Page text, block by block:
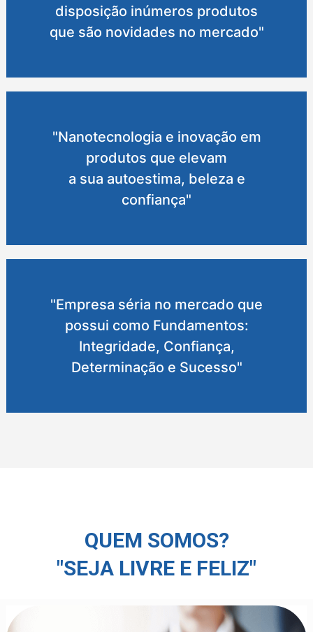
disposição inúmeros produtos
que são novidades no mercado"
"Nanotecnologia e inovação em
produtos que elevam
a sua autoestima, beleza e
confiança"
"Empresa séria no mercado que
possui como Fundamentos:
Integridade, Confiança,
Determinação e Sucesso"
QUEM SOMOS?
"SEJA LIVRE E FELIZ"